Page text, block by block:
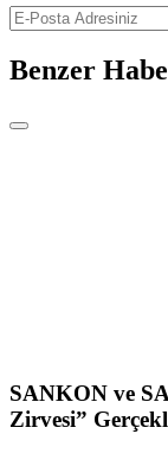
Benzer
SANKON ve
Zirvesi”